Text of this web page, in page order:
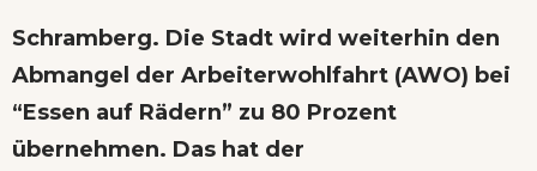
Schramberg. Die Stadt wird weiterhin den
Abmangel der Arbeiterwohlfahrt (AWO) bei
“Essen auf Rädern” zu 80 Prozent
übernehmen. Das hat der